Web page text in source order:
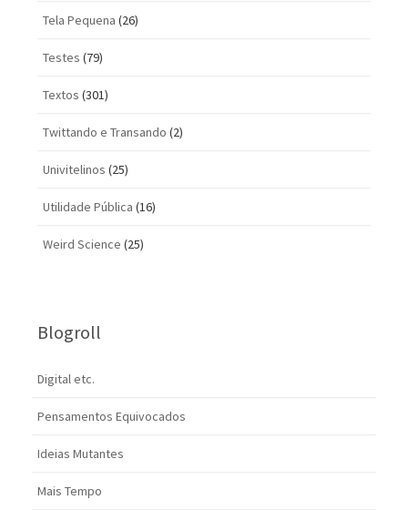
Tela Pequena (26)
Testes (79)
Textos (301)
Twittando e Transando (2)
Univitelinos (25)
Utilidade Pública (16)
Weird Science (25)
Blogroll
Digital etc.
Pensamentos Equivocados
Ideias Mutantes
Mais Tempo